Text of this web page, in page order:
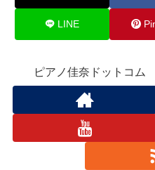
LINE
ピアノ佳奈ドットコム